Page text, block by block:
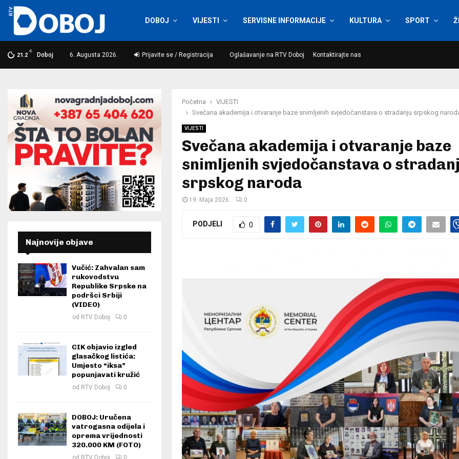
DOBOJ VIJESTI SERVISNE INFORMACIJE KULTURA SPORT
21.2
C
Doboj 6. Augusta 2026. Prijavite se / Registracija Oglašavanje na RTV Doboj Kontaktirajte nas
Početna
VIJESTI
Svečana akademija i otvaranje baze snimljenih svjedočanstava o stradanju srpskog
VIJESTI
Svečana akademija i otvaranje baze
snimljenih svjedočanstava o
srpskog naroda
19. Maja 2026. 0
PODJELI 0
Najnovije objave
Vučić: Zahvalan sam
rukovodstvu
Republike Srpske na
podršci Srbiji
(VIDEO)
od RTV Doboj 0
CIK objavio izgled
glasačkog listića:
Umjesto “iksa”
popunjavati kružić
od RTV Doboj 0
DOBOJ: Uručena
vatrogasna odijela i
oprema vrijednosti
320.000 KM (FOTO)